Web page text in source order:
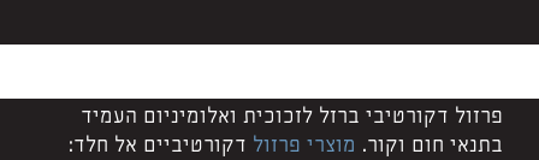
פרזול דקורטיבי ברזל לזכוכית ואלומיניום העמיד
בתנאי חום וקור. מוצרי פרזול דקורטיביים אל חלד: